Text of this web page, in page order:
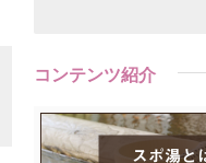
コンテンツ紹介